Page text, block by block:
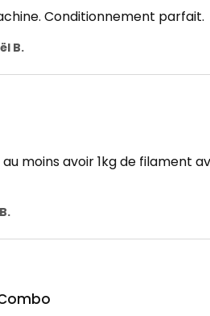
Conditionnement parfait.
B.
moins avoir 1kg de filament